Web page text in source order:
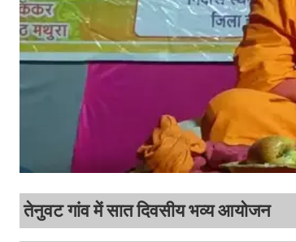
तेनुवट गांव में सात दिवसीय भव्य आयोजन